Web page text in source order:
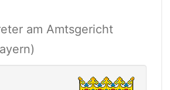
am Amtsgericht